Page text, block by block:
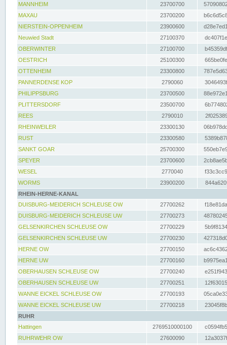
MANNHEIM
23700700
MAXAU
23700200
NIERSTEIN-OPPENHEIM
23900600
Neuwied Stadt
27100370
OBERWINTER
27100700
OESTRICH
25100300
OTTENHEIM
23300800
PANNERDENSE KOP
2790060
PHILIPPSBURG
23700500
PLITTERSDORF
23500700
REES
2790010
RHEINWEILER
23300130
RUST
23300580
SANKT GOAR
25700300
SPEYER
23700600
WESEL
2770040
WORMS
23900200
RHEIN-HERNE-KANAL
DUISBURG-MEIDERICH SCHLEUSE OW
27700262
DUISBURG-MEIDERICH SCHLEUSE UW
27700273
GELSENKIRCHEN SCHLEUSE OW
27700229
GELSENKIRCHEN SCHLEUSE UW
27700230
HERNE OW
27700150
HERNE UW
27700160
OBERHAUSEN SCHLEUSE OW
27700240
OBERHAUSEN SCHLEUSE UW
27700251
WANNE EICKEL SCHLEUSE OW
27700193
WANNE EICKEL SCHLEUSE UW
27700218
RUHR
Hattingen
2769510000100
RUHRWEHR OW
27600090